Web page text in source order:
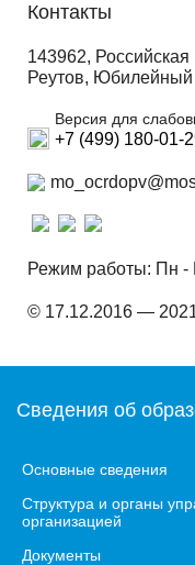
Контакты
143962,
Реутов, Юбилейный
Версия для
+7 (499) 180-01-
Режим работы: Пн -
© 17.12.2016 —
Сведения об
Основные сведения
Структура и органы
организацией
Документы